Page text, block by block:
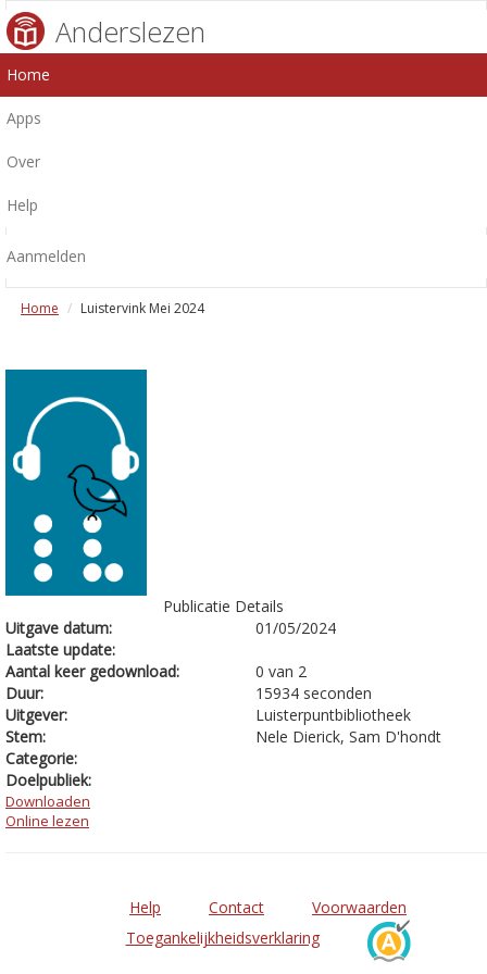
Anderslezen
Home
Apps
Over
Help
Aanmelden
Home Luistervink Mei 2024
Publicatie Details
Uitgave datum:
01/05/2024
Laatste update:
Aantal keer gedownload:
0 van 2
Duur:
15934 seconden
Uitgever:
Luisterpuntbibliotheek
Stem:
Nele Dierick, Sam D'hondt
Categorie:
Doelpubliek:
Downloaden
Online lezen
Help Contact
Voorwaarden
Toegankelijkheidsverklaring